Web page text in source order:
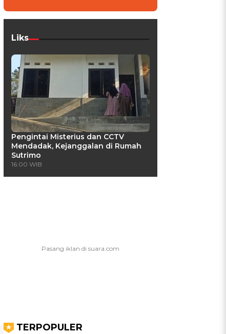
Liks
Pengintai Misterius dan CCTV
Mendadak, Kejanggalan di Rumah
Sutrimo
16:00 WIB
TERPOPULER